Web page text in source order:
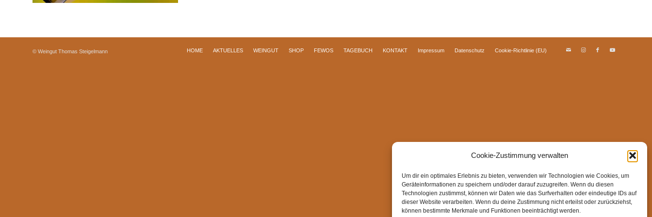
Cookie-Zustimmung verwalten
Um dir ein optimales Erlebnis zu bieten, verwenden wir Technologien wie Cookies, um
Geräteinformationen zu speichern und/oder darauf zuzugreifen. Wenn du diesen
Technologien zustimmst, können wir Daten wie das Surfverhalten oder eindeutige IDs auf
dieser Website verarbeiten. Wenn du deine Zustimmung nicht erteilst oder zurückziehst,
können bestimmte Merkmale und Funktionen beeinträchtigt werden.
© Weingut Thomas Steigelmann HOME AKTUELLES WEINGUT SHOP FEWOS TAGEBUCH KONTAKT Impressum Datenschutz Cookie-Richtlinie (EU)